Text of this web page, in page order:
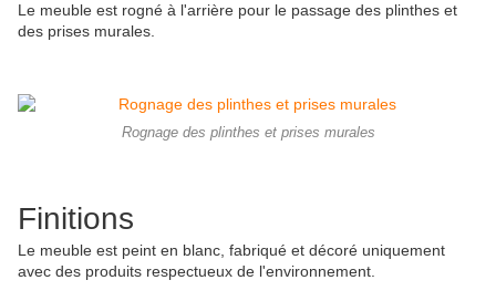
Le meuble est rogné à l'arrière pour le passage des plinthes et
des prises murales.
Rognage des plinthes et prises murales
Finitions
Le meuble est peint en blanc, fabriqué et décoré uniquement
avec des produits respectueux de l'environnement.